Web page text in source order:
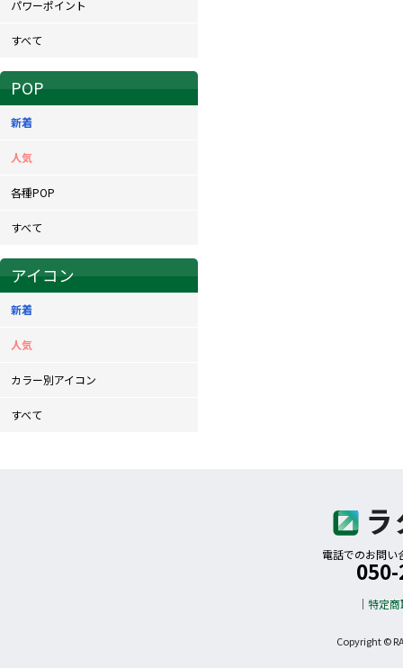
パワーポイント
すべて
POP
新着
人気
各種POP
すべて
アイコン
新着
人気
カラー別アイコン
すべて
電話でのお問い
特定
Copyright ©